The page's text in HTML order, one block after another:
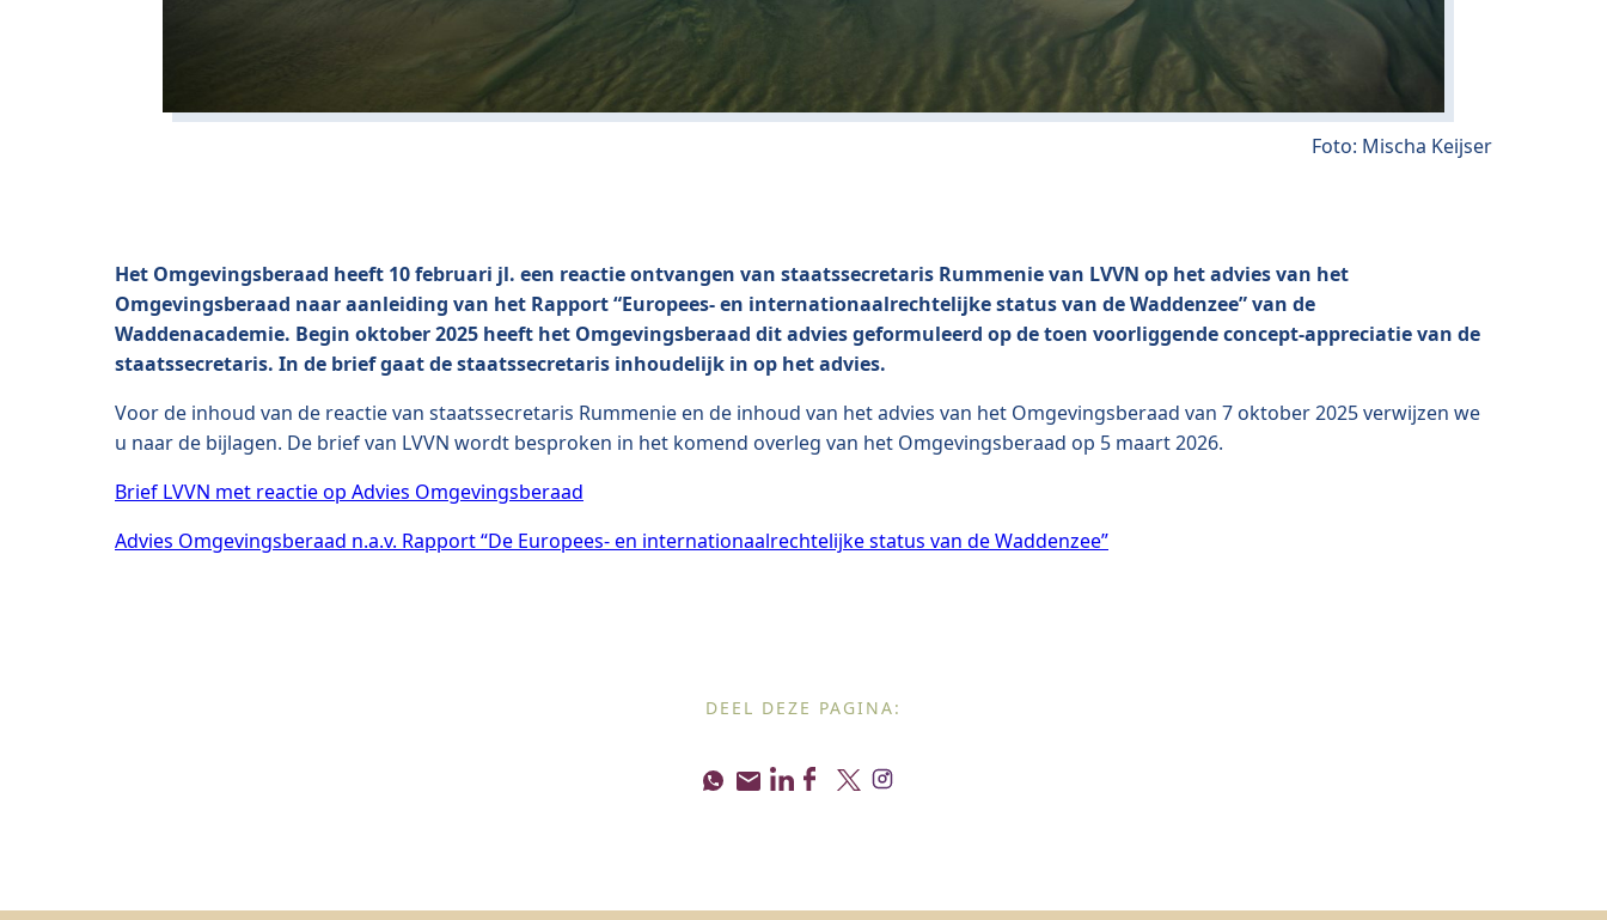
Foto: Mischa Keijser
Het Omgevingsberaad heeft 10 februari jl. een reactie ontvangen van staatssecretaris Rummenie van LVVN op het advies van het
Omgevingsberaad naar aanleiding van het Rapport “Europees- en internationaalrechtelijke status van de Waddenzee” van de
Waddenacademie. Begin oktober 2025 heeft het Omgevingsberaad dit advies geformuleerd op de toen voorliggende concept-appreciatie van de
staatssecretaris. In de brief gaat de staatssecretaris inhoudelijk in op het advies.
Voor de inhoud van de reactie van staatssecretaris Rummenie en de inhoud van het advies van het Omgevingsberaad van 7 oktober 2025 verwijzen we
u naar de bijlagen. De brief van LVVN wordt besproken in het komend overleg van het Omgevingsberaad op 5 maart 2026.
Brief LVVN met reactie op Advies Omgevingsberaad
Advies Omgevingsberaad n.a.v. Rapport “De Europees- en internationaalrechtelijke status van de Waddenzee”
DEEL DEZE PAGINA: